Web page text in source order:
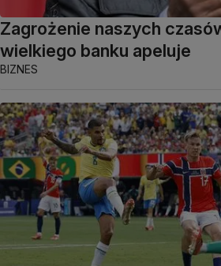
Zagrożenie naszych
wielkiego banku apeluje
BIZNES